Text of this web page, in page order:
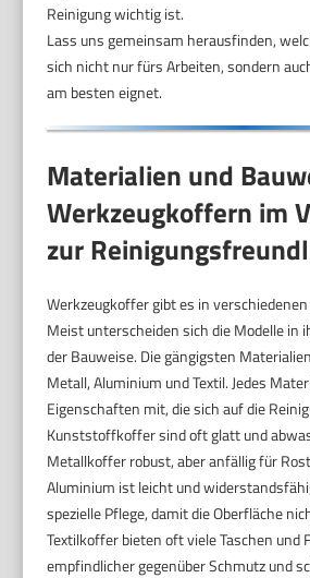
Reinigung wichtig ist.
Lass uns gemeinsam herausfinden,
sich nicht nur fürs Arbeiten, sondern
am besten eignet.
Materialien und
Werkzeugkoffern im
zur
Werkzeugkoffer gibt es in
Meist unterscheiden sich die Modelle in
der Bauweise. Die gängigsten
Metall, Aluminium und Textil. Jedes
Eigenschaften mit, die sich auf die
Kunststoffkoffer sind oft glatt und
Metallkoffer robust, aber anfällig für
Aluminium ist leicht und
spezielle Pflege, damit die Oberfläche
Textilkoffer bieten oft viele Taschen und
empfindlicher gegenüber Schmutz und